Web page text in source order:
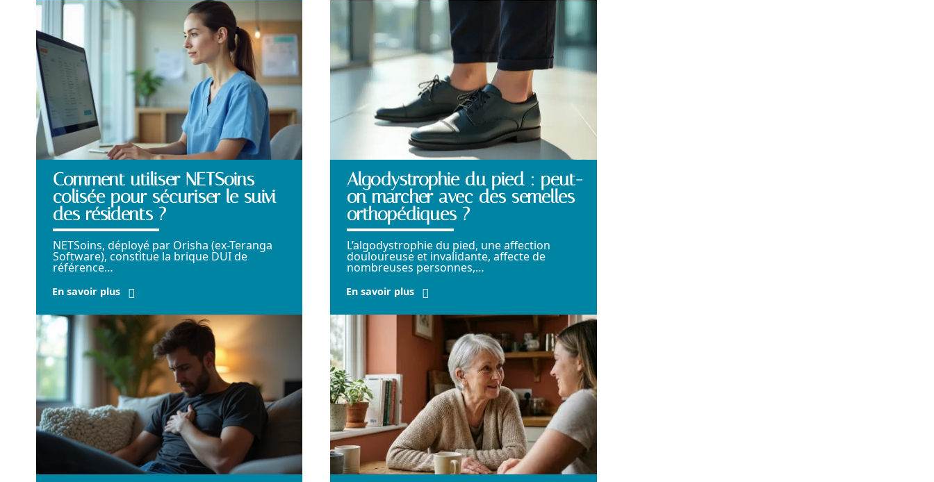
Comment utiliser NETSoins
colisée pour sécuriser le suivi
des résidents ?
NETSoins, déployé par Orisha (ex-Teranga
Software), constitue la brique DUI de
référence…
En savoir plus
Algodystrophie du pied : peut-
on marcher avec des semelles
orthopédiques ?
L’algodystrophie du pied, une affection
douloureuse et invalidante, affecte de
nombreuses personnes,…
En savoir plus